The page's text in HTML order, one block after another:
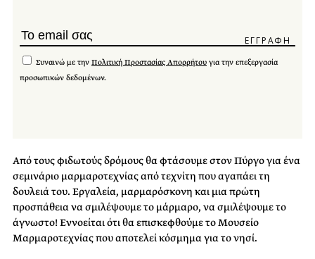
Συναινώ με την Πολιτική Προστασίας Απορρήτου για την επεξεργασία
προσωπικών δεδομένων.
Από τους φιδωτούς δρόμους θα φτάσουμε στον Πύργο για ένα
σεμινάριο μαρμαροτεχνίας από τεχνίτη που αγαπάει τη
δουλειά του. Εργαλεία, μαρμαρόσκονη και μια πρώτη
προσπάθεια να σμιλέψουμε το μάρμαρο, να σμιλέψουμε το
άγνωστο! Εννοείται ότι θα επισκεφθούμε το Μουσείο
Μαρμαροτεχνίας που αποτελεί κόσμημα για το νησί.